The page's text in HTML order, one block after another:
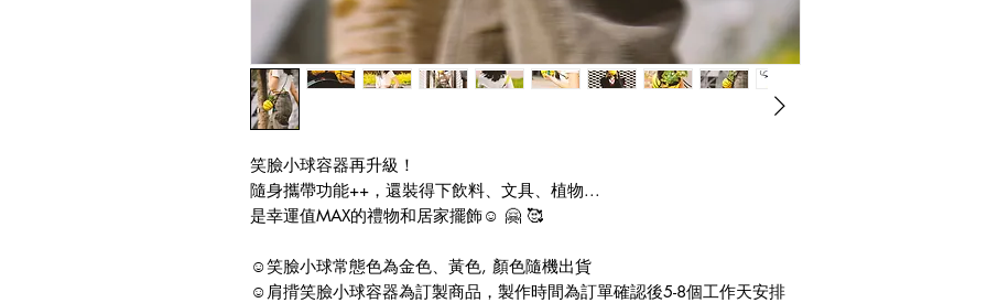
笑臉小球容器再升級！
隨身攜帶功能++，還裝得下飲料、文具、植物...
是幸運值MAX的禮物和居家擺飾☺️ 🤗 🥰
☺️笑臉小球常態色為金色、黃色, 顏色隨機出貨
☺️肩揹笑臉小球容器為訂製商品，製作時間為訂單確認後5-8個工作天安排